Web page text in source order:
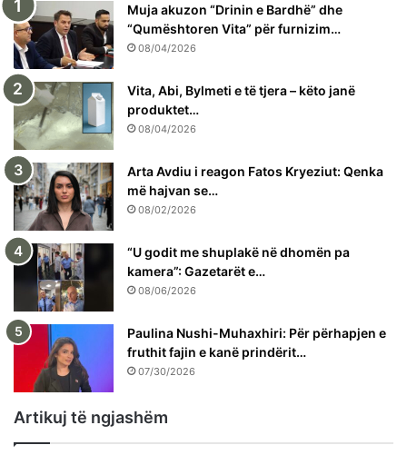
Muja akuzon “Drinin e Bardhë” dhe
“Qumështoren Vita” për furnizim…
08/04/2026
Vita, Abi, Bylmeti e të tjera – këto janë
produktet…
08/04/2026
Arta Avdiu i reagon Fatos Kryeziut: Qenka
më hajvan se…
08/02/2026
“U godit me shuplakë në dhomën pa
kamera”: Gazetarët e…
08/06/2026
Paulina Nushi-Muhaxhiri: Për përhapjen e
fruthit fajin e kanë prindërit…
07/30/2026
Artikuj të ngjashëm